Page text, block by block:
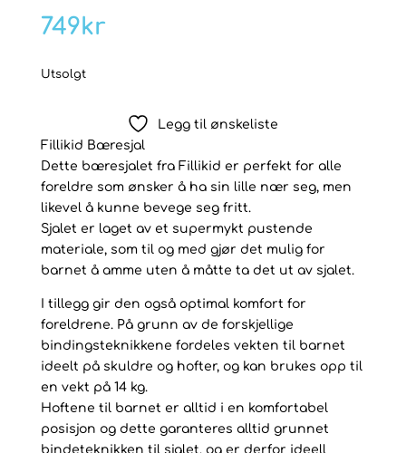
749kr
Utsolgt
Legg til ønskeliste
Fillikid Bæresjal
Dette bæresjalet fra Fillikid er perfekt for alle
foreldre som ønsker å ha sin lille nær seg, men
likevel å kunne bevege seg fritt.
Sjalet er laget av et supermykt pustende
materiale, som til og med gjør det mulig for
barnet å amme uten å måtte ta det ut av sjalet.
I tillegg gir den også optimal komfort for
foreldrene. På grunn av de forskjellige
bindingsteknikkene fordeles vekten til barnet
ideelt på skuldre og hofter, og kan brukes opp til
en vekt på 14 kg.
Hoftene til barnet er alltid i en komfortabel
posisjon og dette garanteres alltid grunnet
bindeteknikken til sjalet, og er derfor ideell